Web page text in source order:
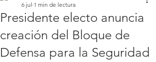
Presidente electo anuncia
creación del Bloque de
Defensa para la Seguridad
6 jul 1 min de lectura